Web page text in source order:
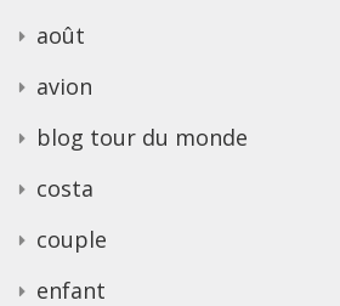
août
avion
blog tour du monde
costa
couple
enfant